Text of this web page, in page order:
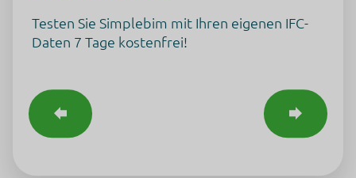
Testen Sie Simplebim mit Ihren eigenen IFC-
Daten 7 Tage kostenfrei!
Erhobene Daten
Diese Liste enthält (persönlichen) Daten, die u.a. von oder
durch die Nutzung dieses Dienstes gesammelt werden.
Klickpfad
App-Aktualisierungen
Browser Informationen
Device Informationen